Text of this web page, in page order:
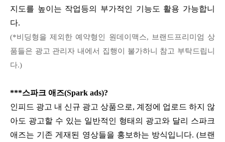
지도를 높이는 작업등의 부가적인 기능도 활용 가능합니
다.
(*비딩형을 제외한 예약형인 원데이맥스, 브랜드프리미엄 상
품들은 광고 관리자 내에서 집행이 불가하니 참고 부탁드립니
다.)
***스파크 애즈(Spark ads)?
인피드 광고 내 신규 광고 상품으로, 계정에 업로드 하지 않
아도 광고할 수 있는 일반적인 형태의 광고와 달리 스파크
애즈는 기존 게재된 영상들을 홍보하는 방식입니다. (브랜